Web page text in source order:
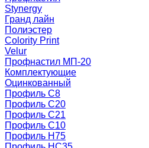
Stynergy
Гранд лайн
Полиэстер
Colority Print
Velur
Профнастил МП-20
Комплектующие
Оцинкованный
Профиль С8
Профиль С20
Профиль С21
Профиль С10
Профиль Н75